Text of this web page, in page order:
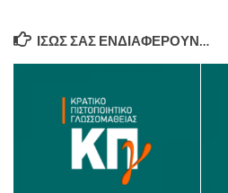
ΊΣΩΣ ΣΑΣ ΕΝΔΙΑΦΈΡΟΥΝ…